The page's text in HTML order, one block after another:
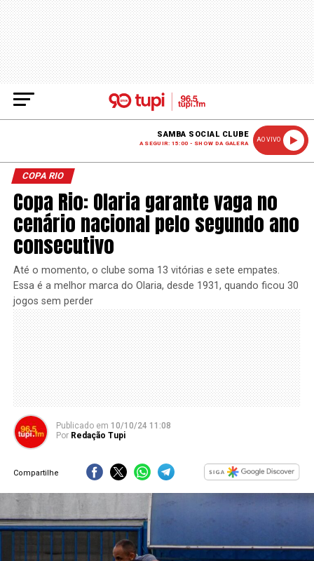
SAMBA SOCIAL CLUBE
A SEGUIR: 15:00 - SHOW DA GALERA
AO VIVO
COPA RIO
Copa Rio: Olaria garante vaga no
cenário nacional pelo segundo ano
consecutivo
Até o momento, o clube soma 13 vitórias e sete empates.
Essa é a melhor marca do Olaria, desde 1931, quando ficou 30
jogos sem perder
Publicado em 10/10/24 11:08
Por Redação Tupi
Compartilhe